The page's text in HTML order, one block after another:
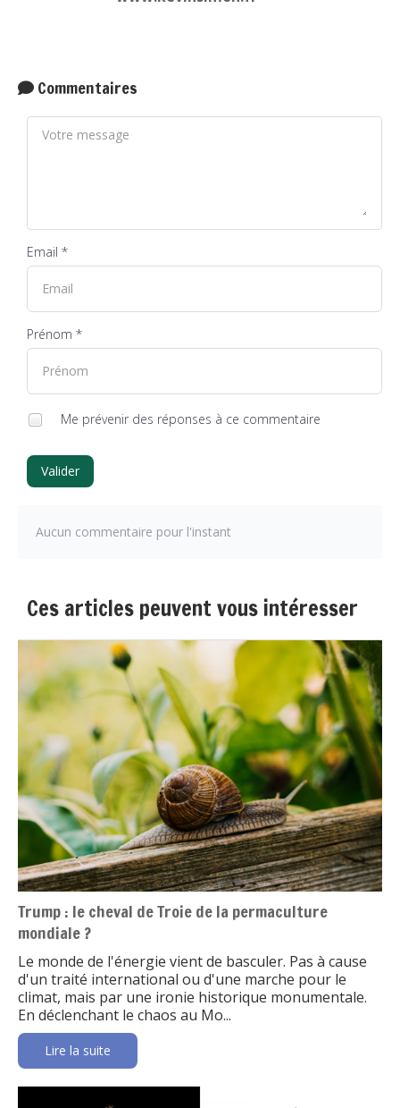
Commentaires
Email *
Prénom *
Me prévenir des réponses à ce commentaire
Valider
Aucun commentaire pour l'instant
Ces articles peuvent vous intéresser
Trump : le cheval de Troie de la permaculture
mondiale ?
Le monde de l'énergie vient de basculer. Pas à cause
d'un traité international ou d'une marche pour le
climat, mais par une ironie historique monumentale.
En déclenchant le chaos au Mo...
Lire la suite